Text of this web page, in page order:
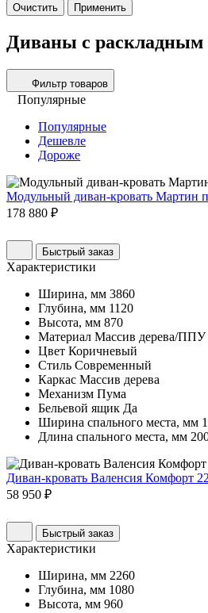
Очистить Применить
Диваны с раскладным
Фильтр товаров
Популярные
Популярные
Дешевле
Дороже
Модульный диван-кровать Мартин
178 880 ₽
Быстрый заказ
Характеристики
Ширина, мм 3860
Глубина, мм 1120
Высота, мм 870
Материал Массив дерева/ППУ
Цвет Коричневый
Стиль Современный
Каркас Массив дерева
Механизм Пума
Бельевой ящик Да
Ширина спального места, мм
Длина спального места, мм
Диван-кровать Валенсия Комфорт
58 950 ₽
Быстрый заказ
Характеристики
Ширина, мм 2260
Глубина, мм 1080
Высота, мм 960